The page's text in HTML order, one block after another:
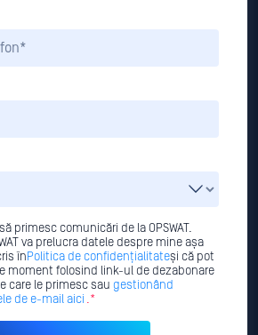
primesc comunicări de la OPSWAT.
va prelucra datele despre mine așa
înPolitica de confidențialitateși că pot
moment folosind link-ul de dezabonare
care le primesc sau gestionând
de e-mail aici .*